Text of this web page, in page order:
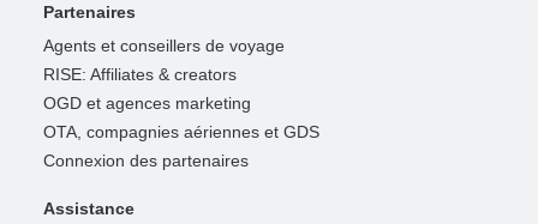
Partenaires
Agents et conseillers de voyage
RISE: Affiliates & creators
OGD et agences marketing
OTA, compagnies aériennes et GDS
Connexion des partenaires
Assistance